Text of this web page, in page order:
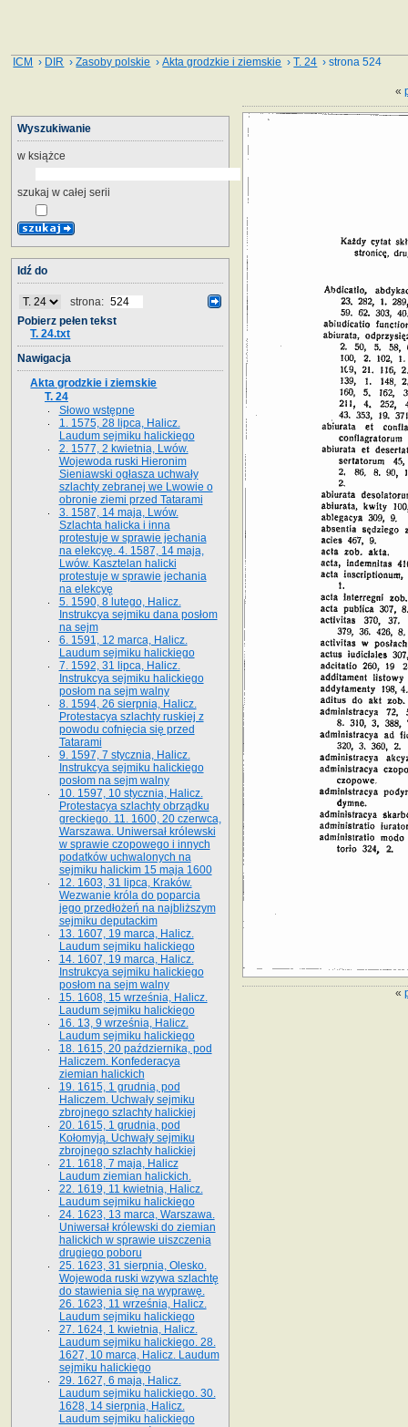
ICM › DIR ›Zasoby polskie ›Akta grodzkie i ziemskie ›T. 24 › strona 524
«
«
Wyszukiwanie
w książce
szukaj w całej serii
Idź do
strona:
Pobierz pełen tekst
T. 24.txt
Nawigacja
Akta grodzkie i ziemskie
T. 24
Słowo wstępne
1. 1575, 28 lipca, Halicz.
Laudum sejmiku halickiego
2. 1577, 2 kwietnia, Lwów.
Wojewoda ruski Hieronim
Sieniawski ogłasza uchwały
szlachty zebranej we Lwowie o
obronie ziemi przed Tatarami
3. 1587, 14 maja, Lwów.
Szlachta halicka i inna
protestuje w sprawie jechania
na elekcyę. 4. 1587, 14 maja,
Lwów. Kasztelan halicki
protestuje w sprawie jechania
na elekcyę
5. 1590, 8 lutego, Halicz.
Instrukcya sejmiku dana posłom
na sejm
6. 1591, 12 marca, Halicz.
Laudum sejmiku halickiego
7. 1592, 31 lipca, Halicz.
Instrukcya sejmiku halickiego
posłom na sejm walny
8. 1594, 26 sierpnia, Halicz.
Protestacya szlachty ruskiej z
powodu cofnięcia się przed
Tatarami
9. 1597, 7 stycznia, Halicz.
Instrukcya sejmiku halickiego
posłom na sejm walny
10. 1597, 10 stycznia, Halicz.
Protestacya szlachty obrządku
greckiego. 11. 1600, 20 czerwca,
Warszawa. Uniwersał królewski
w sprawie czopowego i innych
podatków uchwalonych na
sejmiku halickim 15 maja 1600
12. 1603, 31 lipca, Kraków.
Wezwanie króla do poparcia
jego przedłożeń na najbliższym
sejmiku deputackim
13. 1607, 19 marca, Halicz.
Laudum sejmiku halickiego
14. 1607, 19 marca, Halicz.
Instrukcya sejmiku halickiego
posłom na sejm walny
15. 1608, 15 września, Halicz.
Laudum sejmiku halickiego
16. 13, 9 września, Halicz.
Laudum sejmiku halickiego
18. 1615, 20 października, pod
Haliczem. Konfederacya
ziemian halickich
19. 1615, 1 grudnia, pod
Haliczem. Uchwały sejmiku
zbrojnego szlachty halickiej
20. 1615, 1 grudnia, pod
Kołomyją. Uchwały sejmiku
zbrojnego szlachty halickiej
21. 1618, 7 maja, Halicz
Laudum ziemian halickich.
22. 1619, 11 kwietnia, Halicz.
Laudum sejmiku halickiego
24. 1623, 13 marca, Warszawa.
Uniwersał królewski do ziemian
halickich w sprawie uiszczenia
drugiego poboru
25. 1623, 31 sierpnia, Olesko.
Wojewoda ruski wzywa szlachtę
do stawienia się na wyprawę.
26. 1623, 11 września, Halicz.
Laudum sejmiku halickiego
27. 1624, 1 kwietnia, Halicz.
Laudum sejmiku halickiego. 28.
1627, 10 marca, Halicz. Laudum
sejmiku halickiego
29. 1627, 6 maja, Halicz.
Laudum sejmiku halickiego. 30.
1628, 14 sierpnia, Halicz.
Laudum sejmiku halickiego